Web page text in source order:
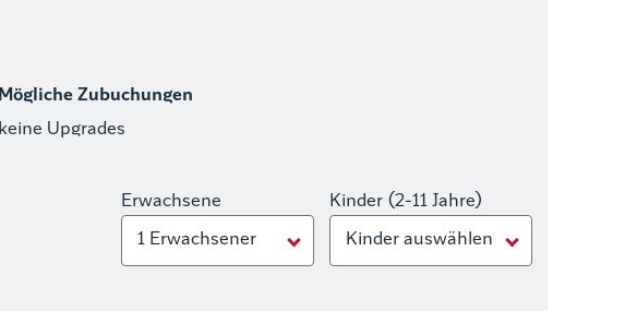
Mögliche Zubuchungen
keine Upgrades
Erwachsene
1 Erwachsener
Kinder (2-11 Jahre)
Kinder auswählen